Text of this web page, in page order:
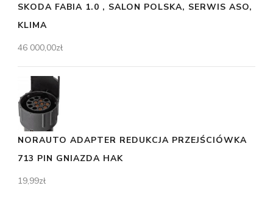
SKODA FABIA 1.0 , SALON POLSKA, SERWIS ASO,
KLIMA
46 000,00zł
NORAUTO ADAPTER REDUKCJA PRZEJŚCIÓWKA
713 PIN GNIAZDA HAK
19,99zł